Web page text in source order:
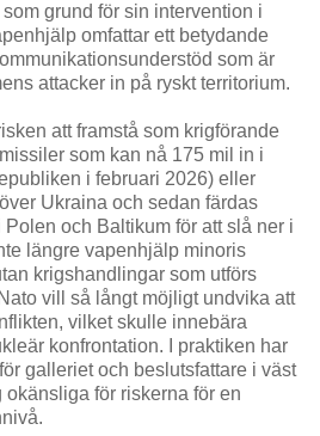
grund för sin intervention i
omfattar ett betydande
som är
attacker in på ryskt territorium.
att framstå som krigförande
som kan nå 175 mil in i
i februari 2026) eller
Ukraina och sedan färdas
och Baltikum för att slå ner i
längre vapenhjälp minoris
krigshandlingar som utförs
vill så långt möjligt undvika att
vilket skulle innebära
konfrontation. I praktiken har
galleriet och beslutsfattare i väst
för riskerna för en